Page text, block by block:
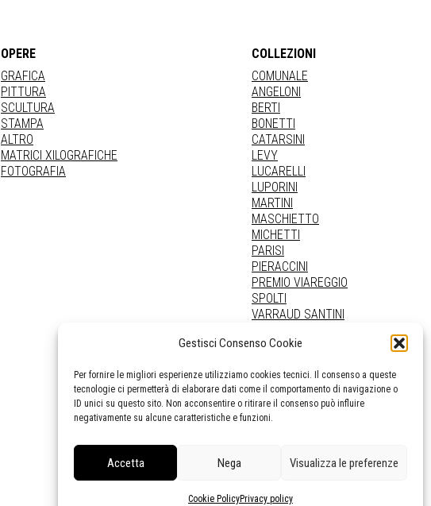
Gestisci Consenso Cookie
Per fornire le migliori esperienze utilizziamo cookies tecnici. Il consenso a queste
tecnologie ci permetterà di elaborare dati come il comportamento di navigazione o
ID unici su questo sito. Non acconsentire o ritirare il consenso può influire
negativamente su alcune caratteristiche e funzioni.
Accetta Nega Visualizza le preferenze
Cookie PolicyPrivacy policy
OPERE
GRAFICA
PITTURA
SCULTURA
STAMPA
ALTRO
MATRICI XILOGRAFICHE
FOTOGRAFIA
COLLEZIONI
COMUNALE
ANGELONI
BERTI
BONETTI
CATARSINI
LEVY
LUCARELLI
LUPORINI
MARTINI
MASCHIETTO
MICHETTI
PARISI
PIERACCINI
PREMIO VIAREGGIO
SPOLTI
VARRAUD SANTINI